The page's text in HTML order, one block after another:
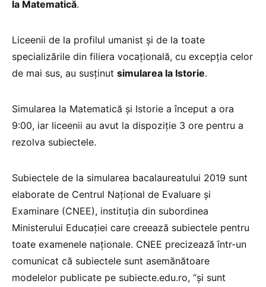
la Matematică.
Liceenii de la profilul umanist și de la toate
specializările din filiera vocațională, cu excepția celor
de mai sus, au susținut simularea la Istorie.
Simularea la Matematică și Istorie a început a ora
9:00, iar liceenii au avut la dispoziție 3 ore pentru a
rezolva subiectele.
Subiectele de la simularea bacalaureatului 2019 sunt
elaborate de Centrul Național de Evaluare și
Examinare (CNEE), instituția din subordinea
Ministerului Educației care creează subiectele pentru
toate examenele naționale. CNEE precizează într-un
comunicat că subiectele sunt asemănătoare
modelelor publicate pe subiecte.edu.ro, “și sunt